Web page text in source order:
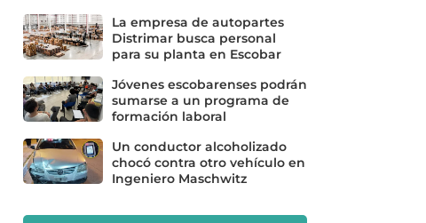
La empresa de autopartes
Distrimar busca personal
para su planta en Escobar
Jóvenes escobarenses podrán
sumarse a un programa de
formación laboral
Un conductor alcoholizado
chocó contra otro vehículo en
Ingeniero Maschwitz